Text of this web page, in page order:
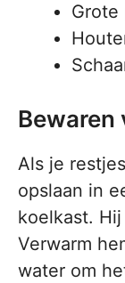
Grote
Bewaren
Als je
opslaan in
koelkast.
Verwarm
water om